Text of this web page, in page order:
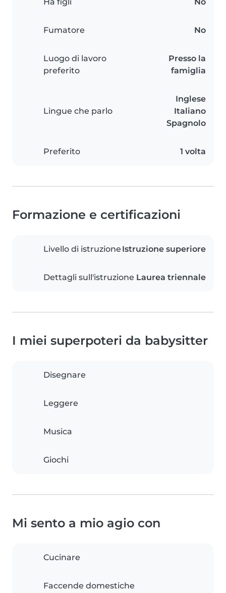
Ha figli No
Fumatore No
Luogo di lavoro
preferito
Presso la
famiglia
Lingue che parlo
Inglese
Italiano
Spagnolo
Preferito 1 volta
Formazione e certificazioni
Livello di istruzione Istruzione superiore
Dettagli sull'istruzione Laurea triennale
I miei superpoteri da babysitter
Disegnare
Leggere
Musica
Giochi
Mi sento a mio agio con
Cucinare
Faccende domestiche